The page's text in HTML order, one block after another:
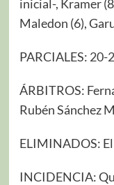
inicial-, Kramer
Maledon (6),
PARCIALES: 20-
ÁRBITROS:
Rubén Sánchez
ELIMINADOS: El
INCIDENCIA: